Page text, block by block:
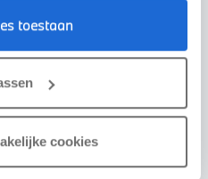
toestaan
cookies